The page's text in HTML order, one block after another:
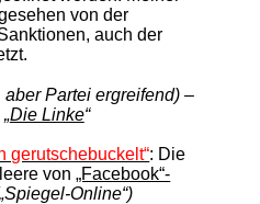
von der
auch der
Partei ergreifend) –
Die Linke“
gerutschebuckelt“: Die
von„Facebook“-
Online“)